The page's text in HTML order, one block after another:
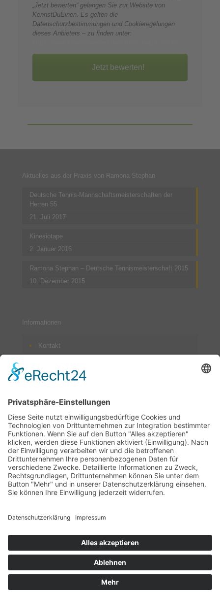
„Jetzt bewerten“ gelangen Sie zur Website von
KennstDuEinen. Es gelten die
Datenschutzbestimmungen und Cookieregelungen
dieses Anbieters – zu finden unter:
Jetzt bewerten!
Aktuelles aus der Praxis von Ramona Stephan
Deutsche Tennis-Mannschaftsmeisterschaften der
Herren 55
21. Juli 2017
Kinesiotape
2. Januar 2016
Ramona Stephan – Deutsche Tennismeisterschaft 2015
10. Dezember 2015
Informationen
Kontakt
Datenschutzerklärung
Terminanfrage – ist Ihr Wunschtermin noch frei?
Schicken Sie uns einfach eine E-Mail aninfo@stephan-
physio.de– wir setzen uns schnellstmöglich mit Ihnen in
Verbindung und teilen Ihnen mit, ob Ihr Wunschtermin
verfügbar ist!
Abrechnung nur über private Kassen und Selbstzahler.
© 2018 Ramona Stephan Physiotherapie. Alle Rechte
vorbehalten.